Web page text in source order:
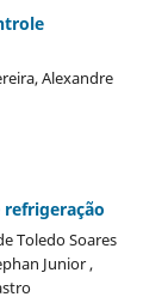
Alexandre
Toledo Soares
Junior ,